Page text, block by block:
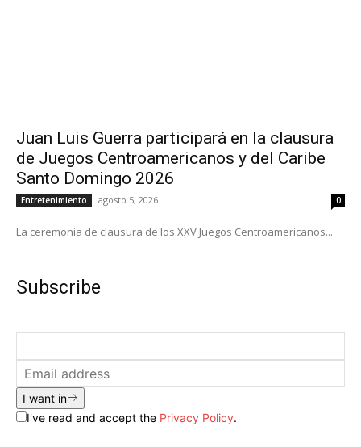
Juan Luis Guerra participará en la clausura
de Juegos Centroamericanos y del Caribe
Santo Domingo 2026
Entretenimiento agosto 5, 2026 0
La ceremonia de clausura de los XXV Juegos Centroamericanos...
Subscribe
I want in
I've read and accept the Privacy Policy.